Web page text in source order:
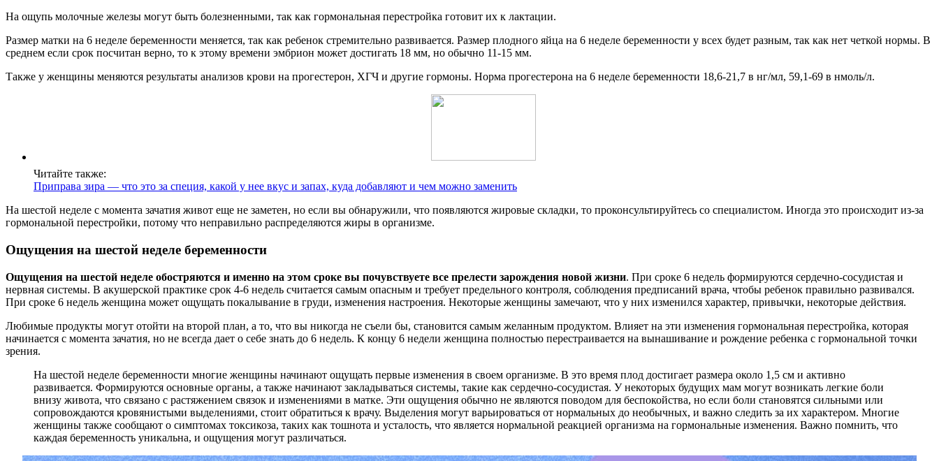
На ощупь молочные железы могут быть болезненными, так как гормональная перестройка готовит их к лактации.
Размер матки на 6 неделе беременности меняется, так как ребенок стремительно развивается. Размер плодного яйца на 6 неделе беременности у всех будет разным, так как нет четкой нормы. В
среднем если срок посчитан верно, то к этому времени эмбрион может достигать 18 мм, но обычно 11-15 мм.
Также у женщины меняются результаты анализов крови на прогестерон, ХГЧ и другие гормоны. Норма прогестерона на 6 неделе беременности 18,6-21,7 в нг/мл, 59,1-69 в нмоль/л.
Читайте также:
Приправа зира — что это за специя, какой у нее вкус и запах, куда добавляют и чем можно заменить
На шестой неделе с момента зачатия живот еще не заметен, но если вы обнаружили, что появляются жировые складки, то проконсультируйтесь со специалистом. Иногда это происходит из-за
гормональной перестройки, потому что неправильно распределяются жиры в организме.
Ощущения на шестой неделе беременности
Ощущения на шестой неделе обостряются и именно на этом сроке вы почувствуете все прелести зарождения новой жизни. При сроке 6 недель формируются сердечно-сосудистая и
нервная системы. В акушерской практике срок 4-6 недель считается самым опасным и требует предельного контроля, соблюдения предписаний врача, чтобы ребенок правильно развивался.
При сроке 6 недель женщина может ощущать покалывание в груди, изменения настроения. Некоторые женщины замечают, что у них изменился характер, привычки, некоторые действия.
Любимые продукты могут отойти на второй план, а то, что вы никогда не съели бы, становится самым желанным продуктом. Влияет на эти изменения гормональная перестройка, которая
начинается с момента зачатия, но не всегда дает о себе знать до 6 недель. К концу 6 недели женщина полностью перестраивается на вынашивание и рождение ребенка с гормональной точки
зрения.
На шестой неделе беременности многие женщины начинают ощущать первые изменения в своем организме. В это время плод достигает размера около 1,5 см и активно
развивается. Формируются основные органы, а также начинают закладываться системы, такие как сердечно-сосудистая. У некоторых будущих мам могут возникать легкие боли
внизу живота, что связано с растяжением связок и изменениями в матке. Эти ощущения обычно не являются поводом для беспокойства, но если боли становятся сильными или
сопровождаются кровянистыми выделениями, стоит обратиться к врачу. Выделения могут варьироваться от нормальных до необычных, и важно следить за их характером. Многие
женщины также сообщают о симптомах токсикоза, таких как тошнота и усталость, что является нормальной реакцией организма на гормональные изменения. Важно помнить, что
каждая беременность уникальна, и ощущения могут различаться.